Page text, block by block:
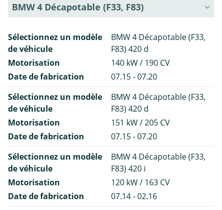
BMW 4 Décapotable (F33, F83)
Sélectionnez un modèle
de véhicule
BMW 4 Décapotable (F33,
F83) 420 d
Motorisation
140 kW / 190 CV
Date de fabrication
07.15 - 07.20
Sélectionnez un modèle
de véhicule
BMW 4 Décapotable (F33,
F83) 420 d
Motorisation
151 kW / 205 CV
Date de fabrication
07.15 - 07.20
Sélectionnez un modèle
de véhicule
BMW 4 Décapotable (F33,
F83) 420 i
Motorisation
120 kW / 163 CV
Date de fabrication
07.14 - 02.16